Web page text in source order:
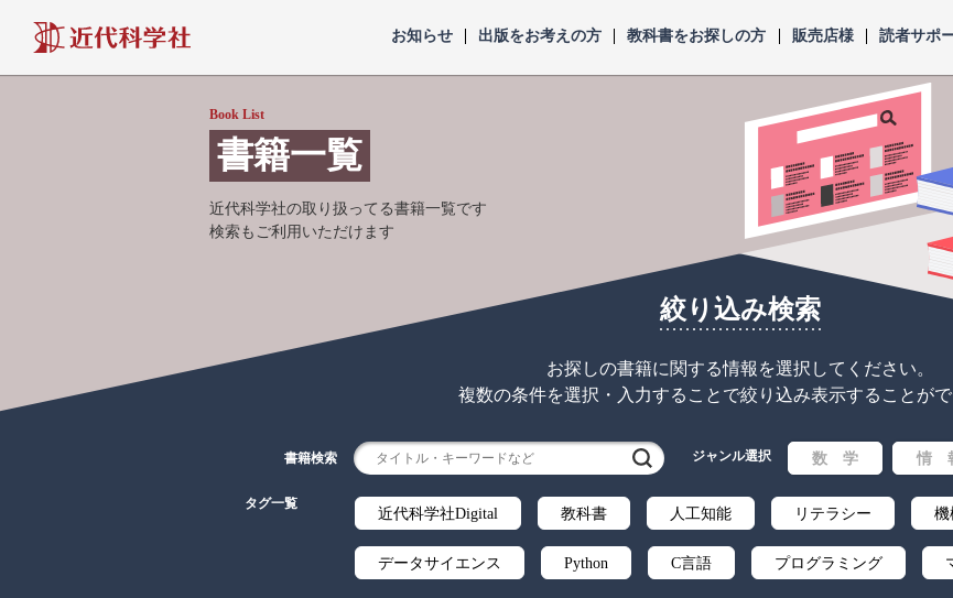
近代科学社
お知らせ 出版をお考えの方 教科書をお探しの方 販売店様 読者サポ
Book List
書籍一覧
近代科学社の取り扱ってる書籍一覧です
検索もご利用いただけます
絞り込み検索
お探しの書籍に関する情報を選択してください。
複数の条件を選択・入力することで絞り込み表示することがで
書籍検索 検索
ジャンル選択 数 学 情
タグ一覧
近代科学社Digital 教科書 人工知能 リテラシー 機
データサイエンス Python C言語 プログラミング